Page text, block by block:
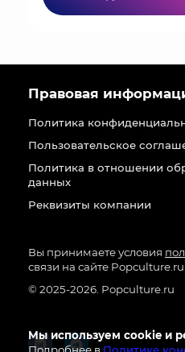
Мы используем cookie и
Правовая
Политика
Пользовательское
Политика в отношении
данных
Реквизиты компании
Вы принимаете условия
связи на сайте Popculture.ru
© 2025-2026. Popculture.ru